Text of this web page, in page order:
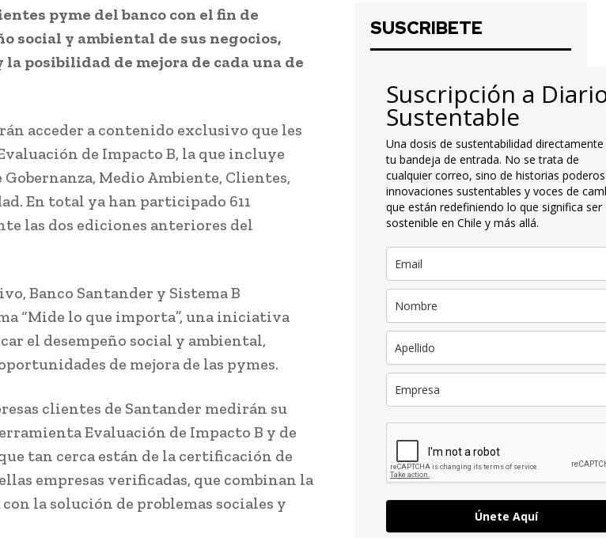
pyme del banco con el fin de
social y ambiental de sus negocios,
la posibilidad de mejora de cada una de
acceder a contenido exclusivo que les
de Impacto B, la que incluye
Gobernanza, Medio Ambiente, Clientes,
En total ya han participado 611
las dos ediciones anteriores del
Banco Santander y Sistema B
“Mide lo que importa”, una iniciativa
el desempeño social y ambiental,
de mejora de las pymes.
clientes de Santander medirán su
Evaluación de Impacto B y de
tan cerca están de la certificación de
empresas verificadas, que combinan la
la solución de problemas sociales y
SUSCRIBETE
Suscripción a
Sustentable
Una dosis de sustentabilidad
tu bandeja de entrada. No se trata de
cualquier correo, sino de historias
innovaciones sustentables y voces de
que están redefiniendo lo que significa ser
sostenible en Chile y más allá.
Únete Aquí